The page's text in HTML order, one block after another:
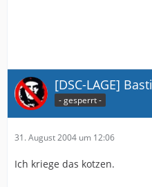
[DSC-LAGE] Basti
- gesperrt -
31. August 2004 um 12:06
Ich kriege das kotzen.